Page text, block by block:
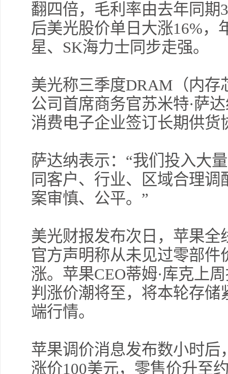
翻四倍，毛利率由去年同期
后美光股价单日大涨16%，
星、SK海力士同步走强。
美光称三季度DRAM（内存
公司首席商务官苏米特·萨
消费电子企业签订长期供货
萨达纳表示：“我们投入大
同客户、行业、区域合理
案审慎、公平。”
美光财报发布次日，苹果全
官方声明称从未见过零部
涨。苹果CEO蒂姆·库克上
判涨价潮将至，将本轮存
端行情。
苹果调价消息发布数小时后
涨价100美元，零售价升至